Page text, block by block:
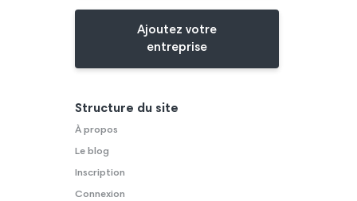
Ajoutez votre
entreprise
Structure du site
À propos
Le blog
Inscription
Connexion